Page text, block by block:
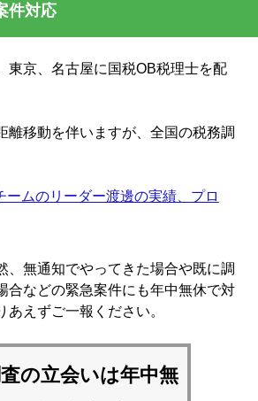
件対応
東京、名古屋に国税OB税理士を配
離移動を伴いますが、全国の税務調
ームのリーダー渡邊の実績、プロ
、無通知でやってきた場合や既に調
合などの緊急案件にも年中無休で対
あえずご一報ください。
の立会いは年中無